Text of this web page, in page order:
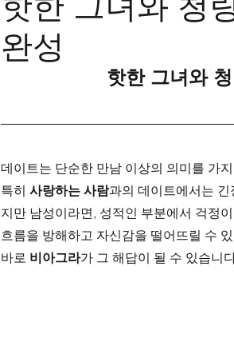
완성
핫한 그녀와
데이트는 단순한 만남 이상의 의미를 가
특히 사랑하는 사람과의 데이트에서는
지만 남성이라면, 성적인 부분에서 걱정
흐름을 방해하고 자신감을 떨어뜨릴 수
바로 비아그라가 그 해답이 될 수 있습니